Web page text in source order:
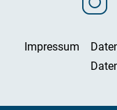
Impressum